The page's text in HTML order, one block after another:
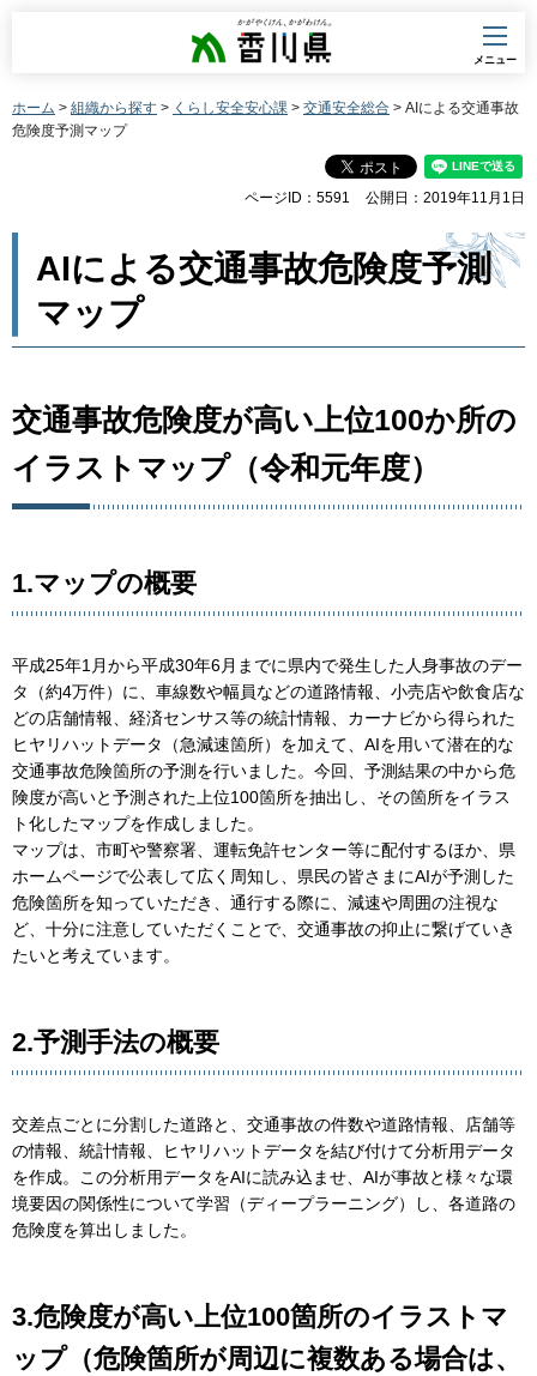
香川県
メニュー
ホーム > 組織から探す > くらし安全安心課 > 交通安全総合 > AIによる交通事故
危険度予測マップ
ページID：5591 公開日：2019年11月1日
AIによる交通事故危険度予測
マップ
交通事故危険度が高い上位100か所の
イラストマップ（令和元年度）
1.マップの概要
平成25年1月から平成30年6月までに県内で発生した人身事故のデー
タ（約4万件）に、車線数や幅員などの道路情報、小売店や飲食店な
どの店舗情報、経済センサス等の統計情報、カーナビから得られた
ヒヤリハットデータ（急減速箇所）を加えて、AIを用いて潜在的な
交通事故危険箇所の予測を行いました。今回、予測結果の中から危
険度が高いと予測された上位100箇所を抽出し、その箇所をイラス
ト化したマップを作成しました。
マップは、市町や警察署、運転免許センター等に配付するほか、県
ホームページで公表して広く周知し、県民の皆さまにAIが予測した
危険箇所を知っていただき、通行する際に、減速や周囲の注視な
ど、十分に注意していただくことで、交通事故の抑止に繋げていき
たいと考えています。
2.予測手法の概要
交差点ごとに分割した道路と、交通事故の件数や道路情報、店舗等
の情報、統計情報、ヒヤリハットデータを結び付けて分析用データ
を作成。この分析用データをAIに読み込ませ、AIが事故と様々な環
境要因の関係性について学習（ディープラーニング）し、各道路の
危険度を算出しました。
3.危険度が高い上位100箇所のイラストマ
ップ（危険箇所が周辺に複数ある場合は、